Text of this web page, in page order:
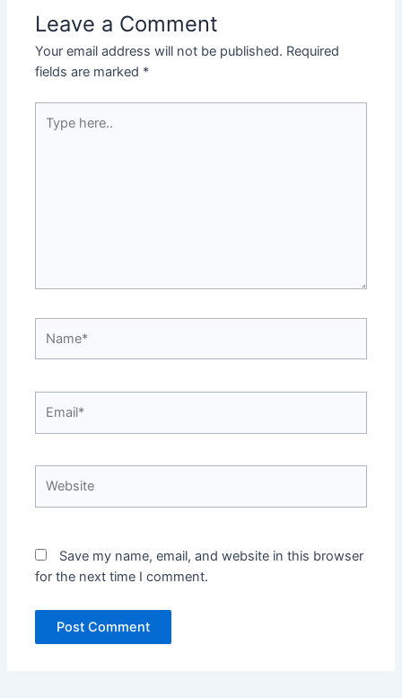
Leave a Comment
Your email address will not be published. Required
fields are marked *
here..
Save my name, email, and website in this browser
for the next time I comment.